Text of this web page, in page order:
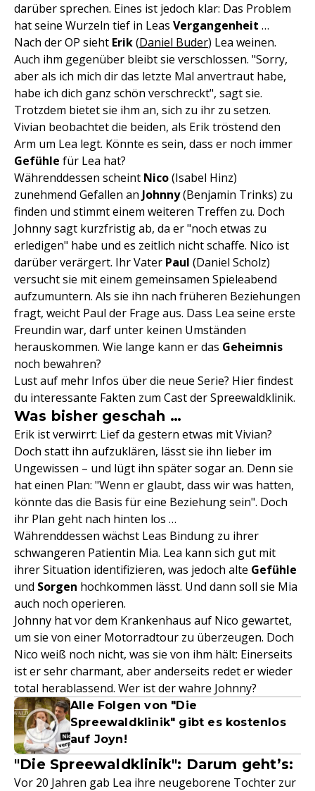
darüber sprechen. Eines ist jedoch klar: Das Problem
hat seine Wurzeln tief in Leas Vergangenheit …
Nach der OP sieht Erik(Daniel Buder) Lea weinen.
Auch ihm gegenüber bleibt sie verschlossen. "Sorry,
aber als ich mich dir das letzte Mal anvertraut habe,
habe ich dich ganz schön verschreckt", sagt sie.
Trotzdem bietet sie ihm an, sich zu ihr zu setzen.
Vivian beobachtet die beiden, als Erik tröstend den
Arm um Lea legt. Könnte es sein, dass er noch immer
Gefühle für Lea hat?
Währenddessen scheint Nico(Isabel Hinz)
zunehmend Gefallen an Johnny(Benjamin Trinks) zu
finden und stimmt einem weiteren Treffen zu. Doch
Johnny sagt kurzfristig ab, da er "noch etwas zu
erledigen" habe und es zeitlich nicht schaffe. Nico ist
darüber verärgert. Ihr Vater Paul (Daniel Scholz)
versucht sie mit einem gemeinsamen Spieleabend
aufzumuntern. Als sie ihn nach früheren Beziehungen
fragt, weicht Paul der Frage aus. Dass Lea seine erste
Freundin war, darf unter keinen Umständen
herauskommen. Wie lange kann er das Geheimnis
noch bewahren?
Lust auf mehr Infos über die neue Serie? Hier findest
du interessante Fakten zum Cast der Spreewaldklinik.
Was bisher geschah …
Erik ist verwirrt: Lief da gestern etwas mit Vivian?
Doch statt ihn aufzuklären, lässt sie ihn lieber im
Ungewissen – und lügt ihn später sogar an. Denn sie
hat einen Plan: "Wenn er glaubt, dass wir was hatten,
könnte das die Basis für eine Beziehung sein". Doch
ihr Plan geht nach hinten los …
Währenddessen wächst Leas Bindung zu ihrer
schwangeren Patientin Mia. Lea kann sich gut mit
ihrer Situation identifizieren, was jedoch alte Gefühle
und Sorgen hochkommen lässt. Und dann soll sie Mia
auch noch operieren.
Johnny hat vor dem Krankenhaus auf Nico gewartet,
um sie von einer Motorradtour zu überzeugen. Doch
Nico weiß noch nicht, was sie von ihm hält: Einerseits
ist er sehr charmant, aber anderseits redet er wieder
total herablassend. Wer ist der wahre Johnny?
Alle Folgen von "Die
Spreewaldklinik" gibt es kostenlos
auf Joyn!
"Die Spreewaldklinik": Darum geht’s:
Vor 20 Jahren gab Lea ihre neugeborene Tochter zur